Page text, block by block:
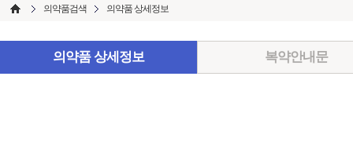
의약품검색 의약품 상세정보
의약품 상세정보 복약안내문